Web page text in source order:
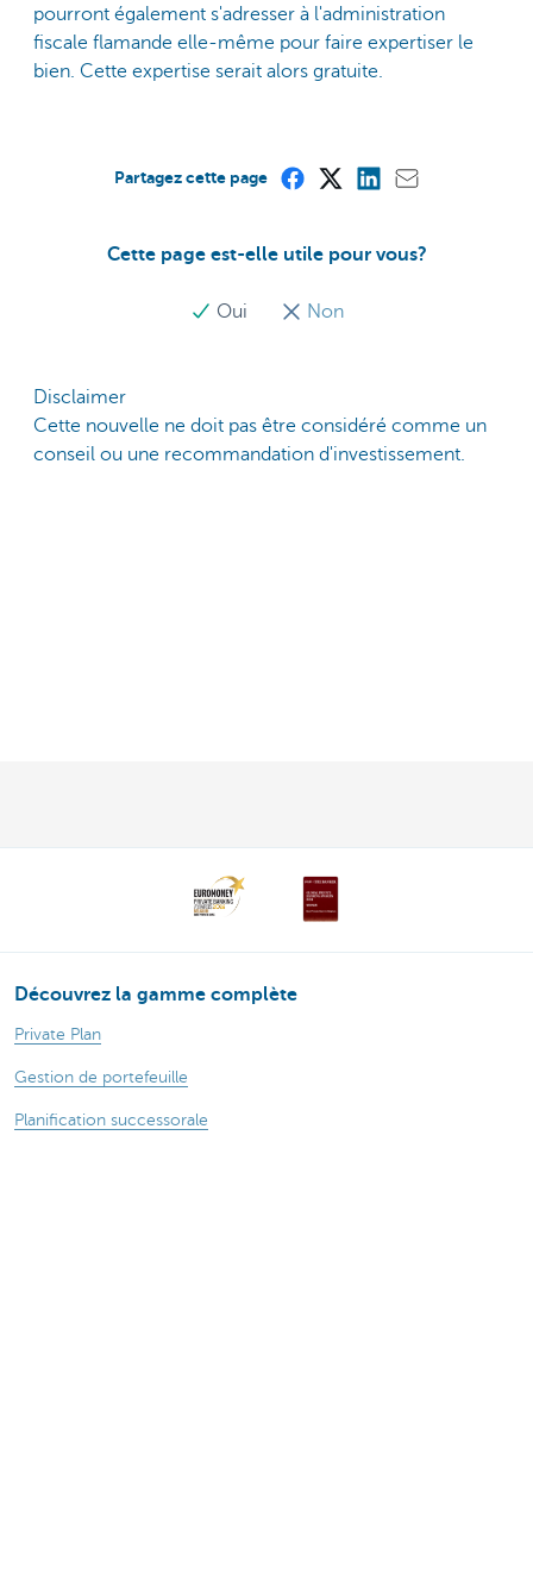
pourront également s'adresser à l'administration
fiscale flamande elle-même pour faire expertiser le
bien. Cette expertise serait alors gratuite.
Cette page est-elle utile pour vous?
Oui Non
Partagez cette page
Disclaimer
Cette nouvelle ne doit pas être considéré comme un
conseil ou une recommandation d'investissement.
Découvrez la gamme complète
Private Plan
Gestion de portefeuille
Planification successorale